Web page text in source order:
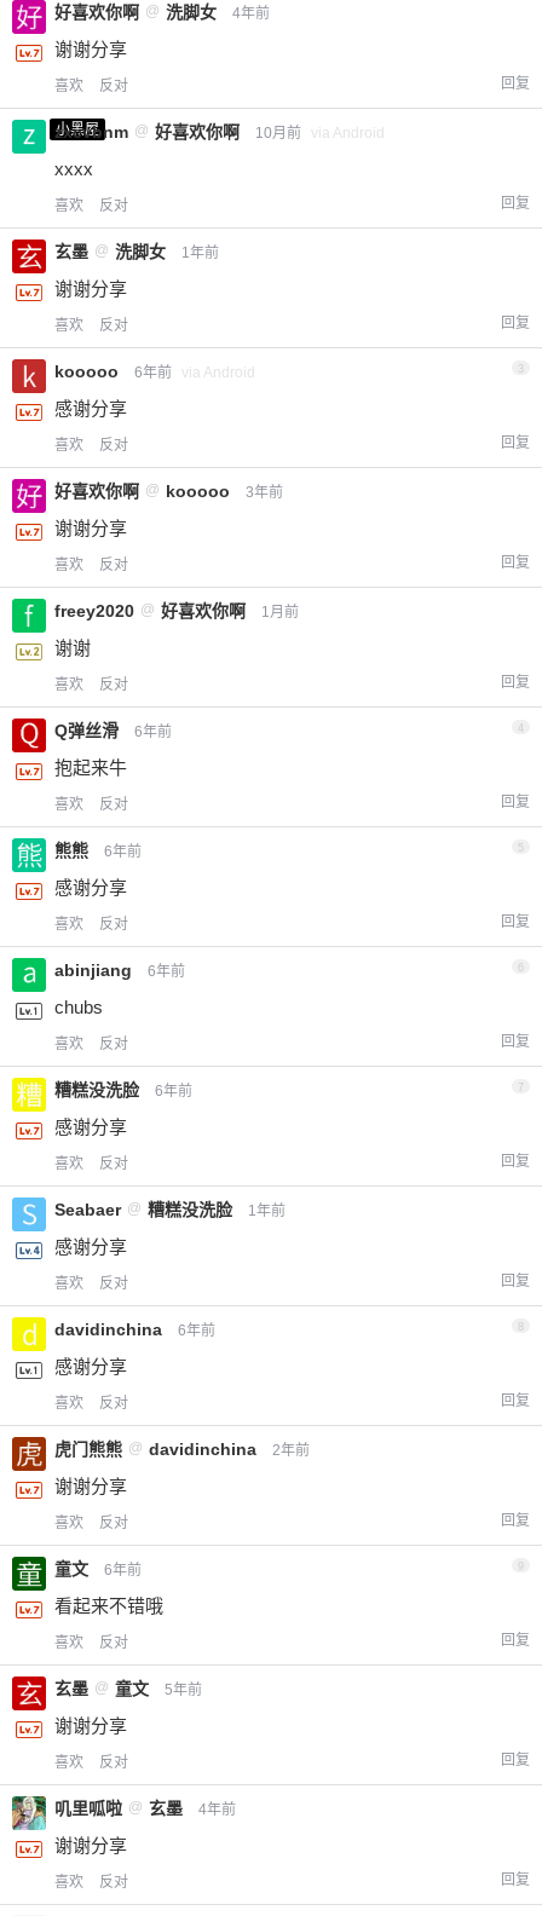
好喜欢你啊 @ 洗脚女 4年前
谢谢分享
喜欢 反对 回复
小黑屋
zxcvbnm @ 好喜欢你啊 10月前 via Android
xxxx
喜欢 反对 回复
玄墨 @ 洗脚女 1年前
谢谢分享
喜欢 反对 回复
kooooo 6年前 via Android 3
感谢分享
喜欢 反对 回复
好喜欢你啊 @ kooooo 3年前
谢谢分享
喜欢 反对 回复
freey2020 @ 好喜欢你啊 1月前
谢谢
喜欢 反对 回复
Q弹丝滑 6年前 4
抱起来牛
喜欢 反对 回复
熊熊 6年前 5
感谢分享
喜欢 反对 回复
abinjiang 6年前
chubs
喜欢 反对 回复
糟糕没洗脸 6年前 7
感谢分享
喜欢 反对 回复
Seabaer @ 糟糕没洗脸 1年前
感谢分享
喜欢 反对 回复
davidinchina 6年前
感谢分享
喜欢 反对 回复
虎门熊熊 @ davidinchina 2年前
谢谢分享
喜欢 反对 回复
童文 6年前 9
看起来不错哦
喜欢 反对 回复
玄墨 @ 童文 5年前
谢谢分享
喜欢 反对 回复
叽里呱啦 @ 玄墨 4年前
谢谢分享
喜欢 反对 回复